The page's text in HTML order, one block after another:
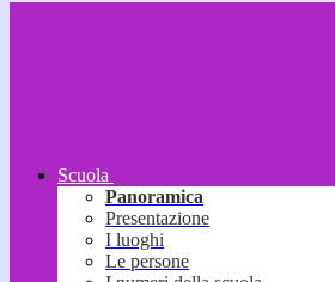
Scuola
Panoramica
Presentazione
I luoghi
Le persone